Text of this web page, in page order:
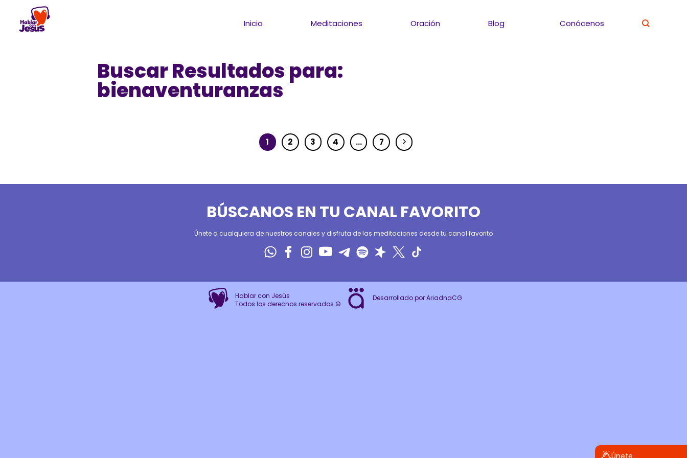
content
Inicio Meditaciones Oración Blog Conócenos
Buscar Resultados para:
bienaventuranzas
1 2 3 4 … 7
BÚSCANOS EN TU CANAL FAVORITO
Únete a cualquiera de nuestros canales y disfruta de las meditaciones desde tu canal favorito
Hablar con Jesús
Todos los derechos reservados ©
Desarrollado por AriadnaCG
Únete